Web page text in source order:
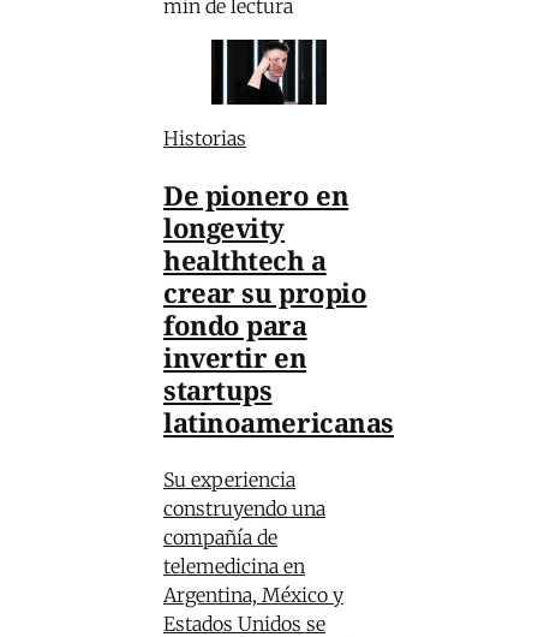
min de lectura
Historias
De pionero en
longevity
healthtech a
crear su propio
fondo para
invertir en
startups
latinoamericanas
Su experiencia
construyendo una
compañía de
telemedicina en
Argentina, México y
Estados Unidos se